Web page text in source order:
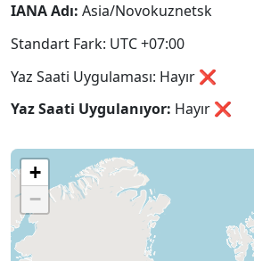
IANA Adı: Asia/Novokuznetsk
Standart Fark: UTC +07:00
Yaz Saati Uygulaması: Hayır ❌
Yaz Saati Uygulanıyor: Hayır ❌
+
−